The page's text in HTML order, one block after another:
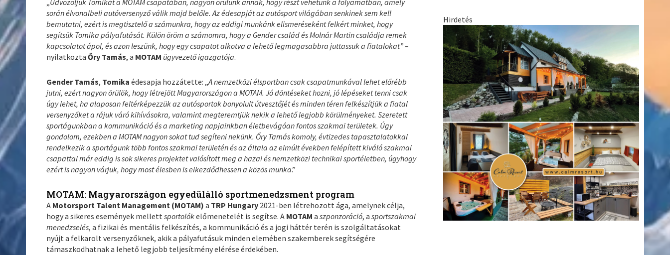
„Üdvözöljük Tomikát a MOTAM csapatában, nagyon örülünk annak, hogy részt vehetünk a folyamatban, amely
során élvonalbeli autóversenyző válik majd belőle. Az édesapját az autósport világában senkinek sem kell
bemutatni, ezért is megtisztelő a számunkra, hogy az eddigi munkánk elismeréseként felkért minket, hogy
segítsük Tomika pályafutását. Külön öröm a számomra, hogy a Gender család és Molnár Martin családja remek
kapcsolatot ápol, és azon leszünk, hogy egy csapatot alkotva a lehető legmagasabbra juttassuk a fiatalokat” –
nyilatkoztaŐry Tamás, a MOTAM ügyvezető igazgatója.
Gender Tamás, Tomikaédesapja hozzátette: „A nemzetközi élsportban csak csapatmunkával lehet előrébb
jutni, ezért nagyon örülök, hogy létrejött Magyarországon a MOTAM. Jó döntéseket hozni, jó lépéseket tenni csak
úgy lehet, ha alaposan feltérképezzük az autósportok bonyolult útvesztőjét és minden téren felkészítjük a fiatal
versenyzőket a rájuk váró kihívásokra, valamint megteremtjük nekik a lehető legjobb körülményeket. Szeretett
sportágunkban a kommunikáció és a marketing napjainkban életbevágóan fontos szakmai területek. Úgy
gondolom, ezekben a MOTAM nagyon sokat tud segíteni nekünk. Őry Tamás komoly, évtizedes tapasztalatokkal
rendelkezik a sportágunk több fontos szakmai területén és az általa az elmúlt években felépített kiváló szakmai
csapattal már eddig is sok sikeres projektet valósított meg a hazai és nemzetközi technikai sportéletben, úgyhogy
ezért is nagyon várjuk, hogy most élesben is elkezdődhessen a közös munka.”
MOTAM: Magyarországon egyedülálló sportmenedzsment program
A Motorsport Talent Management (MOTAM) a TRP Hungary 2021-ben létrehozott ága, amelynek célja,
hogy a sikeres események mellettsportolókelőmenetelét is segítse. A MOTAMaszponzoráció, asportszakmai
menedzselés, a fizikai és mentális felkészítés, a kommunikáció és a jogi háttér terén is szolgáltatásokat
nyújt a felkarolt versenyzőknek, akik a pályafutásuk minden elemében szakemberek segítségére
támaszkodhatnak a lehető legjobb teljesítmény elérése érdekében.
Hirdetés